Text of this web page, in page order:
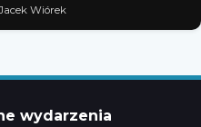
Wiórek
wydarzenia